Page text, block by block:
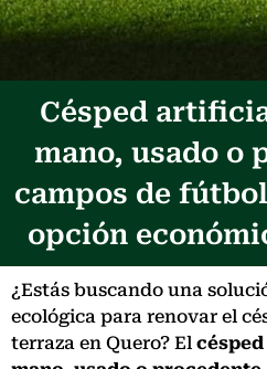
Césped
mano, usado o
campos de
opción
¿Estás buscando una
ecológica para renovar el
terraza en Quero? El